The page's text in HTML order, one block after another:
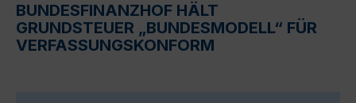
BUNDESFINANZHOF HÄLT
GRUNDSTEUER „BUNDESMODELL“ FÜR
VERFASSUNGSKONFORM